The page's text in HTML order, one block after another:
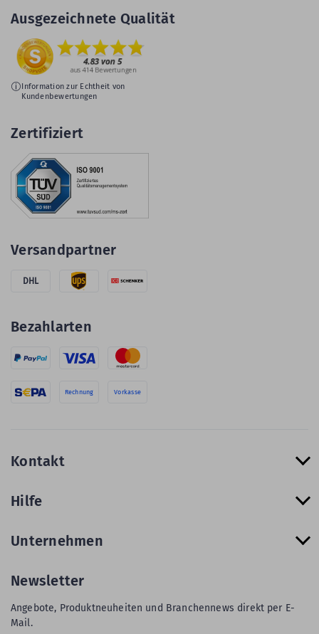
Ausgezeichnete Qualität
Information zur Echtheit von
Kundenbewertungen
Zertifiziert
Versandpartner
DHL
Bezahlarten
Rechnung Vorkasse
Kontakt
Hilfe
Unternehmen
Newsletter
Angebote, Produktneuheiten und Branchennews direkt per E-
Mail.